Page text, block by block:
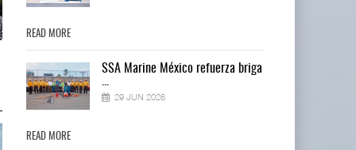
telecomunicaciones p ...
06 AGO 2026
telecomunicaciones p ...
READ MORE
SSA Marine México refuerza briga
...
29 JUN 2026
READ MORE